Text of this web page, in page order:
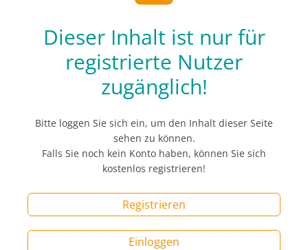
Dieser Inhalt ist nur für
registrierte Nutzer
zugänglich!
Bitte loggen Sie sich ein, um den Inhalt dieser Seite
sehen zu können.
Falls Sie noch kein Konto haben, können Sie sich
kostenlos registrieren!
Registrieren
Einloggen